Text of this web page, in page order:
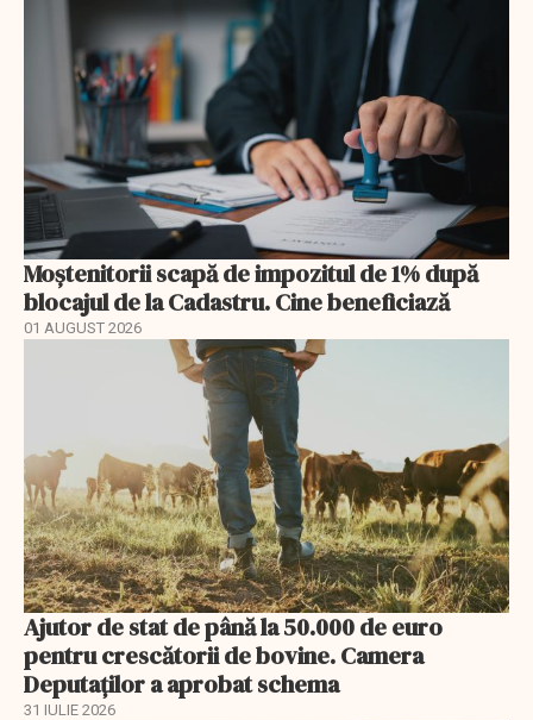
Moștenitorii scapă de impozitul de 1% după
blocajul de la Cadastru. Cine beneficiază
01 AUGUST 2026
Ajutor de stat de până la 50.000 de euro
pentru crescătorii de bovine. Camera
Deputaților a aprobat schema
31 IULIE 2026